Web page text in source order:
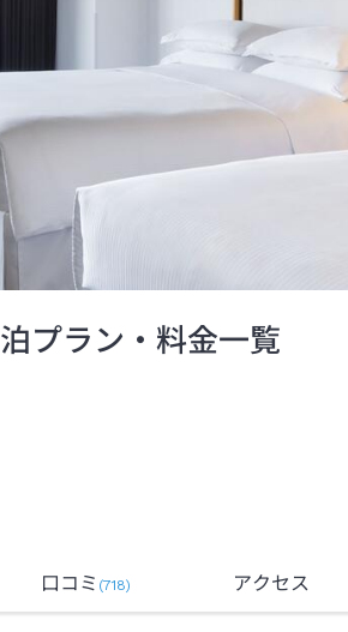
プラン・料金一覧
口コミ (718) アクセス